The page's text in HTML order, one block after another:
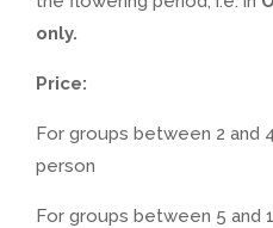
only.
Price:
For groups between 2 and
person
For groups between 5 and